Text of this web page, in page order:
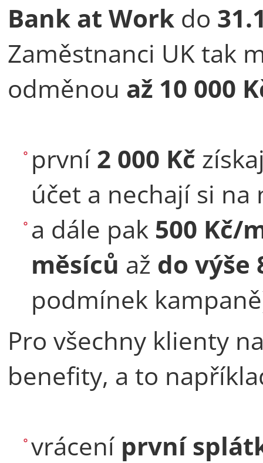
Bank at Work do
Zaměstnanci UK tak
odměnou až 10 000
první2 000 Kč
účet a nechají si
a dále pak 500 Kč/
měsíců až do výše
podmínek
Pro všechny klienty
benefity, a to
vrácení první